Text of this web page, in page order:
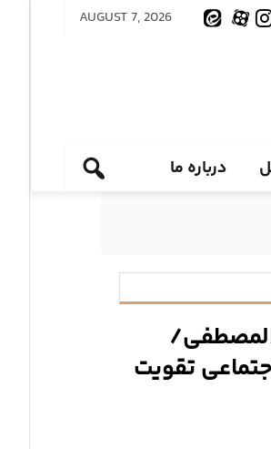
AUGUST 7, 2026
درباره ما
تقویت